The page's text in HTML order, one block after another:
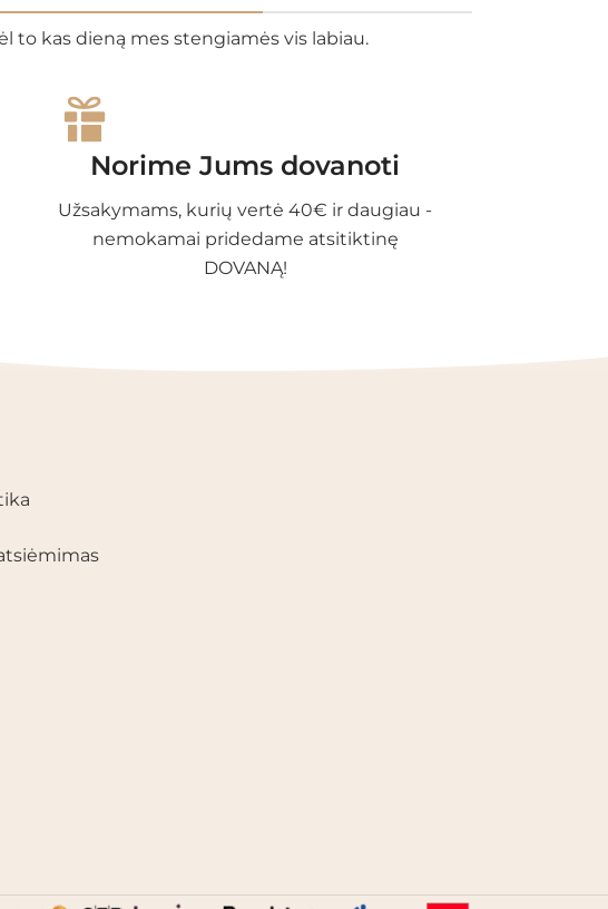
to kas dieną mes stengiamės vis labiau.
Norime Jums dovanoti
Užsakymams, kurių vertė 40€ ir daugiau -
nemokamai pridedame atsitiktinę
DOVANĄ!